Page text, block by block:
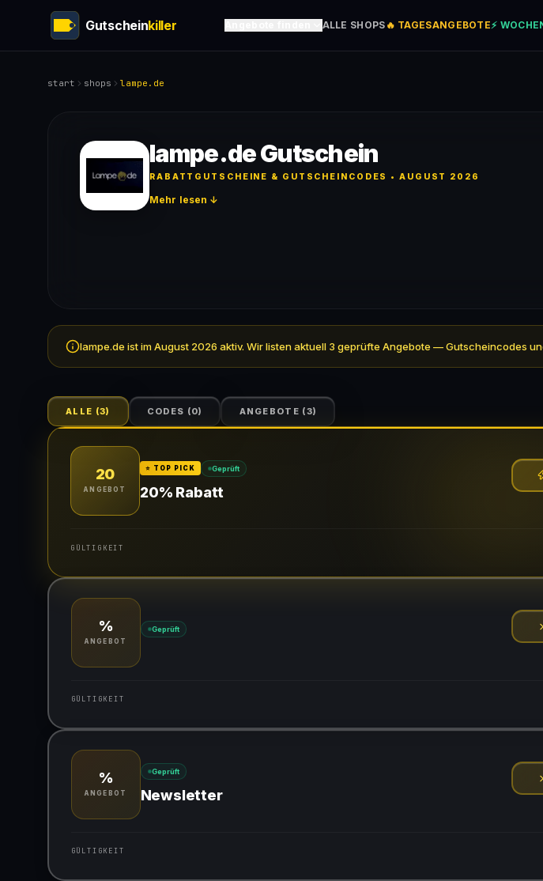
Gutscheinkiller ALLE SHOPS 🔥 TAGESANGEBOTE⚡
start shops lampe.de
lampe.de Gutschein
RABATTGUTSCHEINE & GUTSCHEINCODES • AUGUST 2026
Mehr lesen ↓
lampe.de ist im August 2026 aktiv. Wir listen aktuell 3 geprüfte Angebote — Gutscheincodes
ALLE (3) CODES (0) ANGEBOTE (3)
20
ANGEBOT
⭐ TOP PICK Geprüft
20% Rabatt
GÜLTIGKEIT
Gültig für teilnehmende Produkte
%
ANGEBOT
Geprüft
GÜLTIGKEIT
Gültig für teilnehmende Produkte
%
ANGEBOT
Geprüft
Newsletter
GÜLTIGKEIT